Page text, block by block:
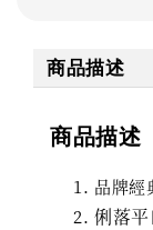
商品描述
商品描述
品牌經
俐落